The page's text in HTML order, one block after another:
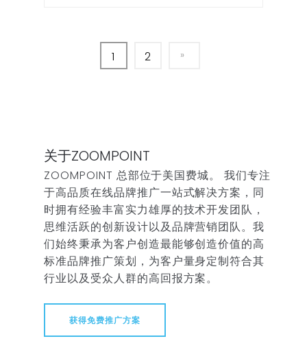
1 2
关于ZOOMPOINT
ZOOMPOINT 总部位于美国费城。 我们专注
于高品质在线品牌推广一站式解决方案，同
时拥有经验丰富实力雄厚的技术开发团队，
思维活跃的创新设计以及品牌营销团队。我
们始终秉承为客户创造最能够创造价值的高
标准品牌推广策划，为客户量身定制符合其
行业以及受众人群的高回报方案。
获得免费推广方案